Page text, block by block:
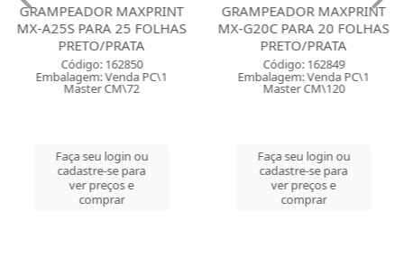
GRAMPEADOR MAXPRINT
MX-A25S PARA 25 FOLHAS
PRETO/PRATA
Código: 162850
Embalagem: Venda PC\1
Master CM\72
Faça seu login ou
cadastre-se para
ver preços e
comprar
GRAMPEADOR MAXPRINT
MX-G20C PARA 20 FOLHAS
PRETO/PRATA
Código: 162849
Embalagem: Venda PC\1
Master CM\120
Faça seu login ou
cadastre-se para
ver preços e
comprar